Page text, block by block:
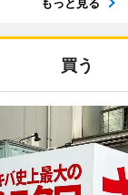
買う